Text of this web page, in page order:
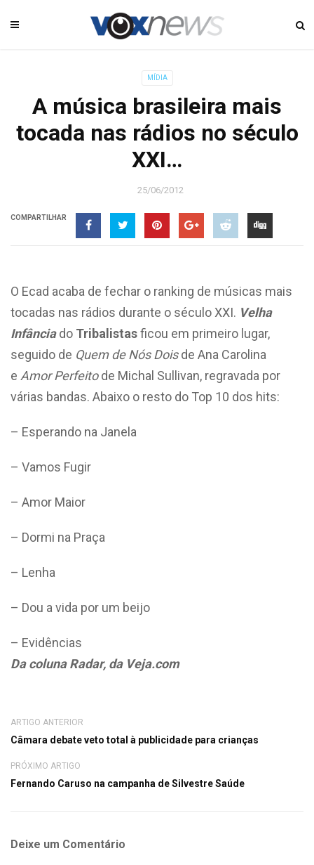
MÍDIA
A música brasileira mais
tocada nas rádios no século
XXI…
25/06/2012
COMPARTILHAR
O Ecad acaba de fechar o ranking de músicas mais
tocadas nas rádios durante o século XXI. Velha
Infânciado Tribalistasficou em primeiro lugar,
seguido de Quem de Nós Doisde Ana Carolina
e Amor Perfeitode Michal Sullivan, regravada por
várias bandas. Abaixo o resto do Top 10 dos hits:
– Esperando na Janela
– Vamos Fugir
– Amor Maior
– Dormi na Praça
– Lenha
– Dou a vida por um beijo
– Evidências
Da coluna Radar, da Veja.com
ARTIGO ANTERIOR
Câmara debate veto total à publicidade para crianças
PRÓXIMO ARTIGO
Fernando Caruso na campanha de Silvestre Saúde
Deixe um Comentário